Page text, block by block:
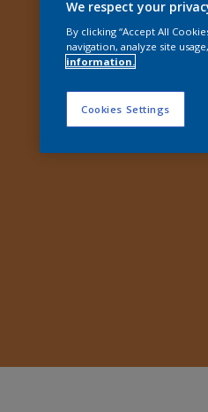
We respect your
By clicking “Accept All
navigation, analyze site
information.
Cookies Settings